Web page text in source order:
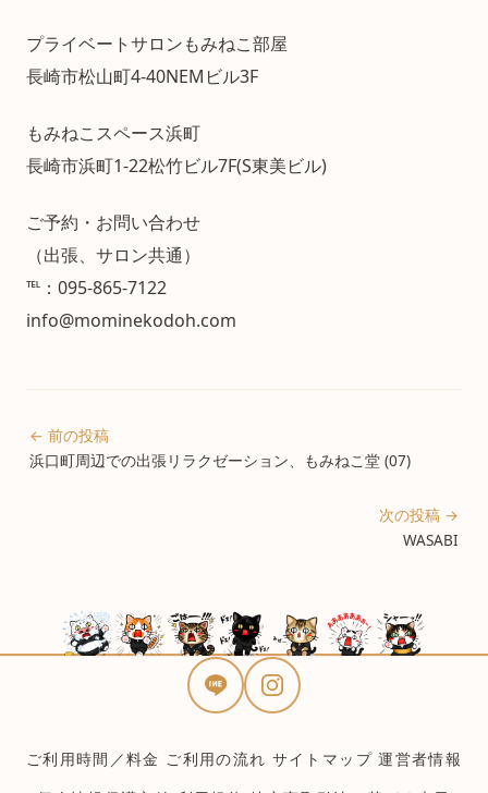
プライベートサロンもみねこ部屋
長崎市松山町4-40NEMビル3F
もみねこスペース浜町
長崎市浜町1-22松竹ビル7F(S東美ビル)
ご予約・お問い合わせ
（出張、サロン共通）
℡：095-865-7122
info@mominekodoh.com
← 前の投稿
浜口町周辺での出張リラクゼーション、もみねこ堂 (07)
次の投稿 →
WASABI
ご利用時間／料金 ご利用の流れ サイトマップ 運営者情報